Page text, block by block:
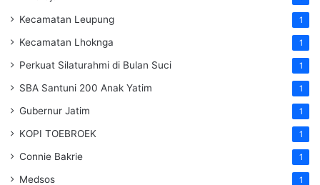
Kecamatan Leupung 1
Kecamatan Lhoknga 1
Perkuat Silaturahmi di Bulan Suci 1
SBA Santuni 200 Anak Yatim 1
Gubernur Jatim 1
KOPI TOEBROEK 1
Connie Bakrie 1
Medsos 1